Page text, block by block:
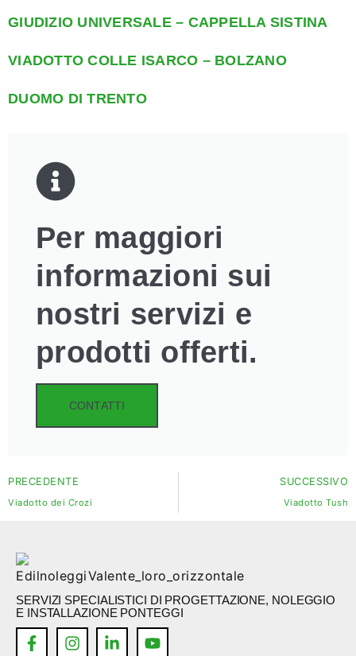
GIUDIZIO UNIVERSALE – CAPPELLA SISTINA
VIADOTTO COLLE ISARCO – BOLZANO
DUOMO DI TRENTO
Per maggiori
informazioni sui
nostri servizi e
prodotti offerti.
CONTATTI
PRECEDENTE
Viadotto dei Crozi
SUCCESSIVO
Viadotto Tush
SERVIZI SPECIALISTICI DI PROGETTAZIONE, NOLEGGIO
E INSTALLAZIONE PONTEGGI